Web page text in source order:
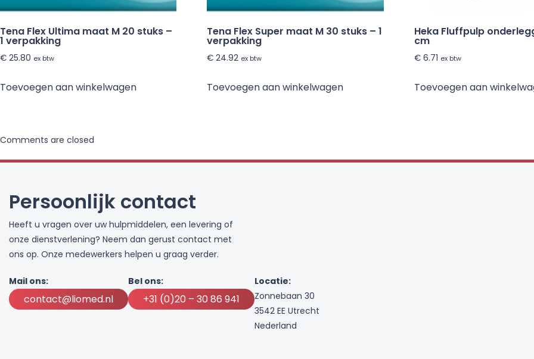
Tena Flex Ultima maat M 20 stuks –
1 verpakking
€ 25.80 ex btw
Toevoegen aan winkelwagen
Tena Flex Super maat M 30 stuks – 1
verpakking
€ 24.92 ex btw
Toevoegen aan winkelwagen
Heka Fluffpulp
cm
€6.71 ex btw
Toevoegen aan
Comments are closed
Persoonlijk contact
Heeft u vragen over uw hulpmiddelen, een levering of
onze dienstverlening? Neem dan gerust contact met
ons op. Onze medewerkers helpen u graag verder.
Mail ons:
contact@liomed.nl
Bel ons:
+31 (0)20 – 30 86 941
Locatie:
Zonnebaan 30
3542 EE Utrecht
Nederland